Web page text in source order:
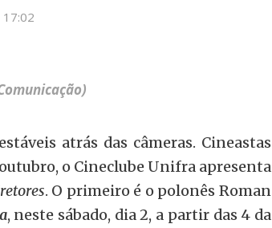
17:02
atrás das câmeras. Cineastas
o Cineclube Unifra apresenta
. O primeiro é o polonês Roman
, neste sábado, dia 2, a partir das 4 da